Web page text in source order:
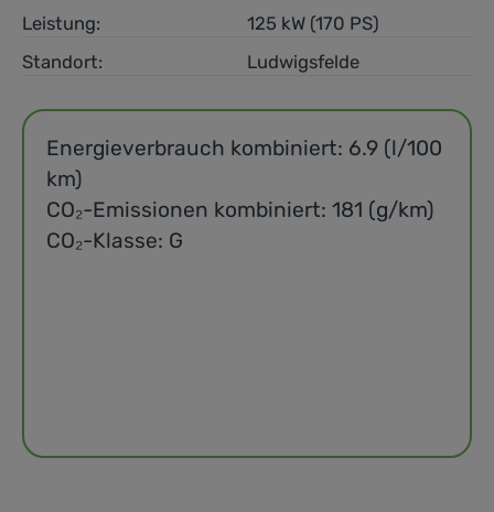
Leistung:
125 kW (170 PS)
Standort:
Ludwigsfelde
Energieverbrauch kombiniert: 6.9 (l/100
km)
CO₂-Emissionen kombiniert: 181 (g/km)
CO₂-Klasse: G